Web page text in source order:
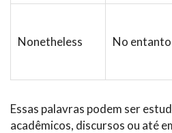
Nonetheless No entanto
Essas palavras podem ser
acadêmicos, discursos ou até